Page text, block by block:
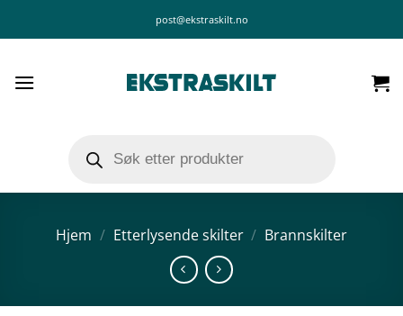
post@ekstraskilt.no
search
Hjem / Etterlysende skilter / Brannskilter